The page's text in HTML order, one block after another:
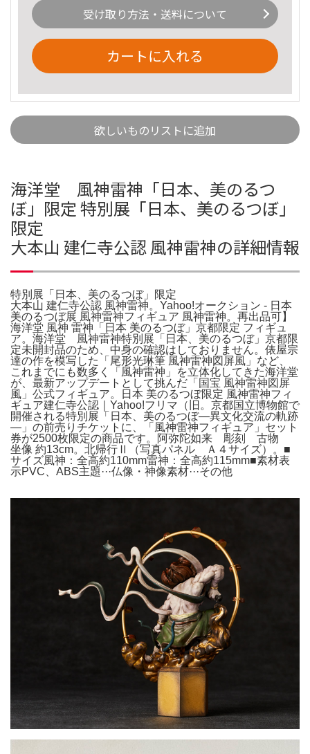
受け取り方法・送料について
カートに入れる
欲しいものリストに追加
海洋堂 風神雷神「日本、美のるつ
ぼ」限定 特別展「日本、美のるつぼ」
限定
大本山 建仁寺公認 風神雷神の詳細情報
特別展「日本、美のるつぼ」限定
大本山 建仁寺公認 風神雷神。Yahoo!オークション - 日本
美のるつぼ展 風神雷神フィギュア 風神雷神。再出品可】
海洋堂 風神 雷神「日本 美のるつぼ」京都限定 フィギュ
ア。海洋堂 風神雷神特別展「日本、美のるつぼ」京都限
定未開封品のため、中身の確認はしておりません。俵屋宗
達の作を模写した「尾形光琳筆 風神雷神図屏風」など、
これまでにも数多く「風神雷神」を立体化してきた海洋堂
が、最新アップデートとして挑んだ「国宝 風神雷神図屏
風」公式フィギュア。日本 美のるつぼ限定 風神雷神フィ
ギュア建仁寺公認｜Yahoo!フリマ（旧。京都国立博物館で
開催される特別展「日本、美のるつぼ―異文化交流の軌跡
―」の前売りチケットに、「風神雷神フィギュア」セット
券が2500枚限定の商品です。阿弥陀如来 彫刻 古物
坐像 約13cm。北帰行Ⅱ（写真パネル Ａ４サイズ）。■
サイズ風神：全高約110mm雷神：全高約115mm■素材表
示PVC、ABS主題···仏像・神像素材···その他